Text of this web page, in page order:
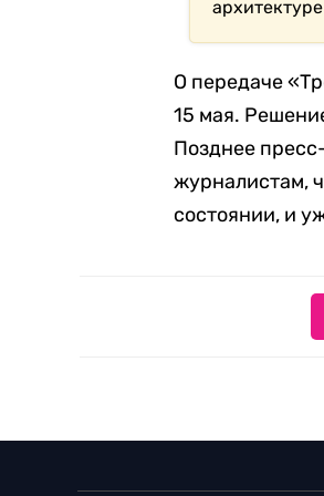
О передаче
15 мая.
Позднее
журналистам,
состоянии, и